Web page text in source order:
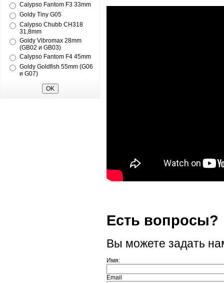
Calypso Fantom F3 33mm
Goldy Tiny G05
Calypso Chubb CH318
31,8mm
Goldy Vibromax 28mm
(GB02 и GB03)
Calypso Fantom F4 45mm
Goldy Goldfish 55mm (G06
и G07)
Есть вопросы?
Вы можете задать
Имя:
Email